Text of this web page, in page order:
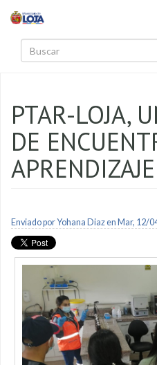
PTAR-LOJA,
DE
APRENDIZAJE
Enviado porYohana Diazen Mar, 12/